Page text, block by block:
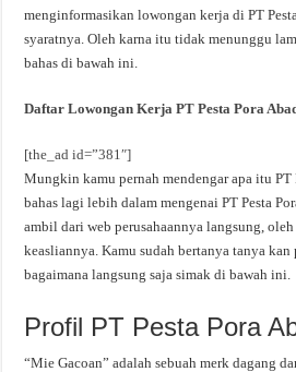
menginformasikan lowongan kerja di PT
syaratnya. Oleh karna itu tidak menunggu
bahas di bawah ini.
Daftar Lowongan Kerja PT Pesta Pora
[the_ad id=”381″]
Mungkin kamu pernah mendengar apa itu PT
bahas lagi lebih dalam mengenai PT Pesta
ambil dari web perusahaannya langsung,
keasliannya. Kamu sudah bertanya tanya kan
bagaimana langsung saja simak di bawah ini.
Profil PT Pesta Pora
“Mie Gacoan” adalah sebuah merk dagang